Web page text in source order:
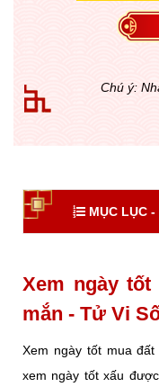
Chú ý:
MỤC LỤC -
Xem ngày
mắn - Tử Vi
Xem ngày tốt mua
xem ngày tốt xấu